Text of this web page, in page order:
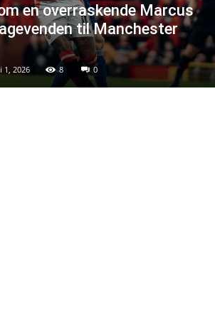
en overraskende Marcus
til Manchester
1, 2026 8 0